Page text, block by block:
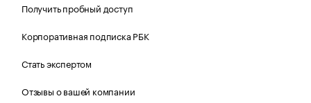
Получить пробный доступ
Корпоративная подписка РБК
Стать экспертом
Отзывы о вашей компании